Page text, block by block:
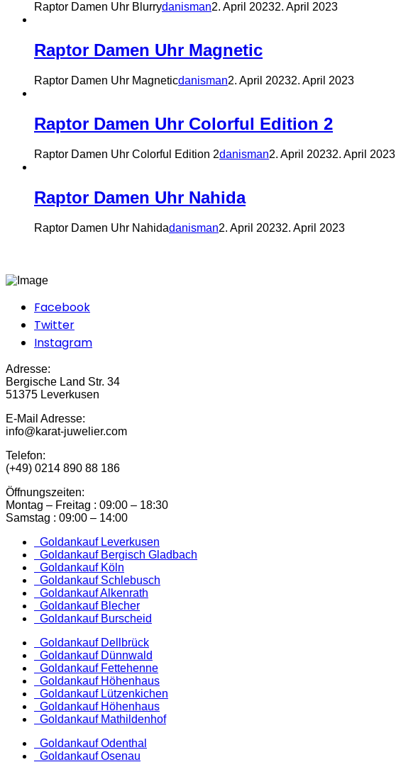
Raptor Damen Uhr Blurrydanisman2. April 20232. April 2023
Raptor Damen Uhr Magnetic
Raptor Damen Uhr Magneticdanisman2. April 20232. April 2023
Raptor Damen Uhr Colorful Edition 2
Raptor Damen Uhr Colorful Edition 2danisman2. April 20232. April 2023
Raptor Damen Uhr Nahida
Raptor Damen Uhr Nahidadanisman2. April 20232. April 2023
Facebook
Twitter
Instagram
Adresse:
Bergische Land Str. 34
51375 Leverkusen
E-Mail Adresse:
info@karat-juwelier.com
Telefon:
(+49) 0214 890 88 186
Öffnungszeiten:
Montag – Freitag : 09:00 – 18:30
Samstag : 09:00 – 14:00
Goldankauf Leverkusen
Goldankauf Bergisch Gladbach
Goldankauf Köln
Goldankauf Schlebusch
Goldankauf Alkenrath
Goldankauf Blecher
Goldankauf Burscheid
Goldankauf Dellbrück
Goldankauf Dünnwald
Goldankauf Fettehenne
Goldankauf Höhenhaus
Goldankauf Lützenkichen
Goldankauf Höhenhaus
Goldankauf Mathildenhof
Goldankauf Odenthal
Goldankauf Osenau